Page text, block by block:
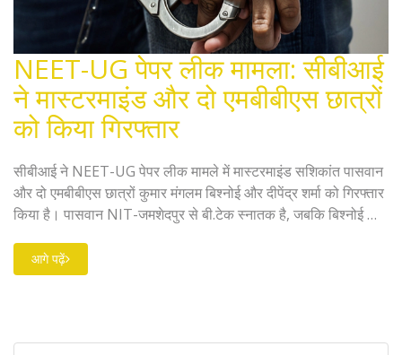
NEET-UG पेपर लीक मामला: सीबीआई
ने मास्टरमाइंड और दो एमबीबीएस छात्रों
को किया गिरफ्तार
सीबीआई ने NEET-UG पेपर लीक मामले में मास्टरमाइंड सशिकांत पासवान
और दो एमबीबीएस छात्रों कुमार मंगलम बिश्नोई और दीपेंद्र शर्मा को गिरफ्तार
किया है। पासवान NIT-जमशेदपुर से बी.टेक स्नातक है, जबकि बिश्नोई और
में 21 लोगों को गिरफ्तार किया गया है।
आगे पढ़ें